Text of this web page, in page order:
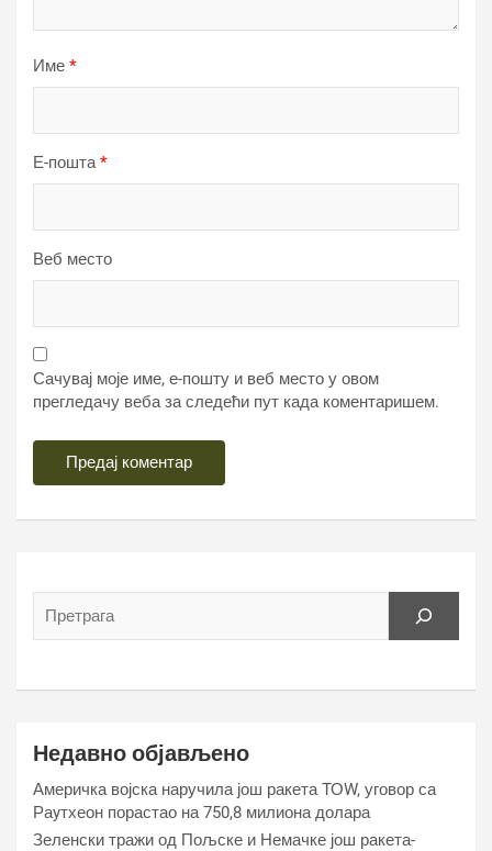
Име *
Е-пошта*
Веб место
Сачувај моје име, е-пошту и веб место у овом
прегледачу веба за следећи пут када коментаришем.
Недавно објављено
Америчка војска наручила још ракета ТОW, уговор са
Раyтхеон порастао на 750,8 милиона долара
Зеленски тражи од Пољске и Немачке још ракета-